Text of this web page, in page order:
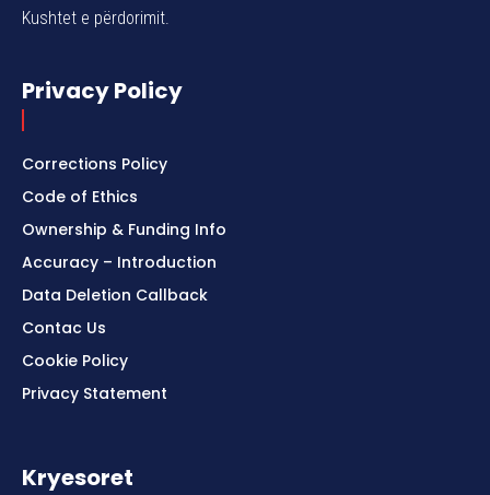
Kushtet e përdorimit.
Privacy Policy
Corrections Policy
Code of Ethics
Ownership & Funding Info
Accuracy – Introduction
Data Deletion Callback
Contac Us
Cookie Policy
Privacy Statement
Kryesoret